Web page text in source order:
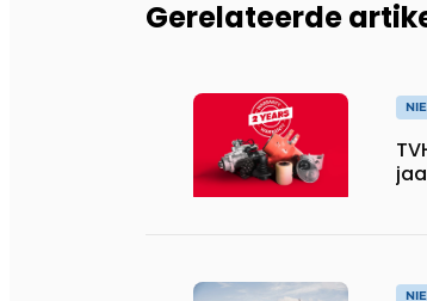
Gerelateerde